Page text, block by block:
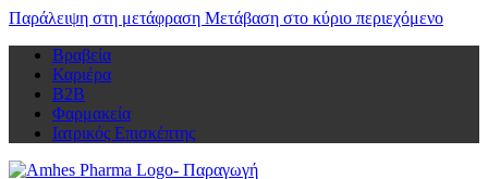
Παράλειψη στη μετάφραση Μετάβαση στο κύριο περιεχόμενο
Βραβεία
Καριέρα
Β2Β
Φαρμακεία
Ιατρικός Επισκέπτης